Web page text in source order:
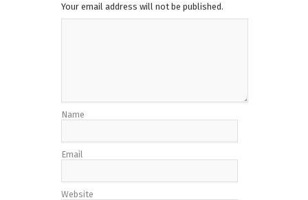
Your email address will not be published.
Name
Email
Website